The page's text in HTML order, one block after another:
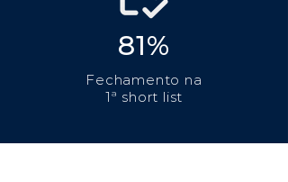
81%
Fechamento na
1ª short list